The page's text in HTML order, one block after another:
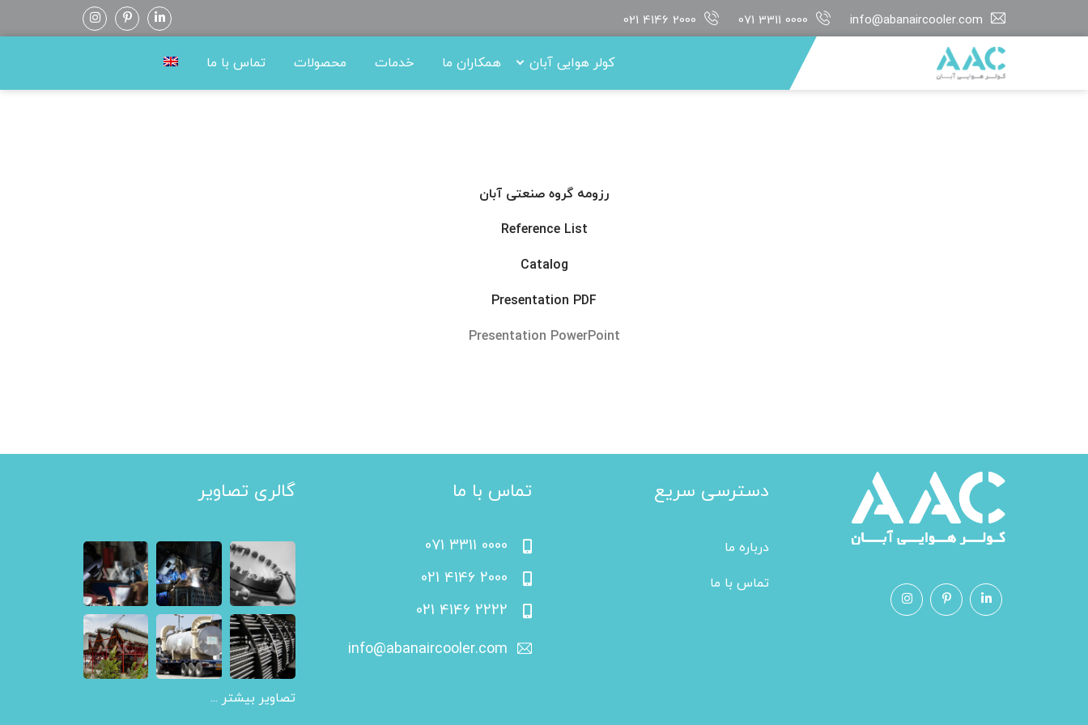
info@abanaircooler.com
071 3311 0000
021 4146 2000
کولر هوایی آبان همکاران ما خدمات محصولات تماس با ما
رزومه گروه صنعتی آبان
Reference List
Catalog
Presentation PDF
Presentation PowerPoint
دسترسی سریع
درباره ما
تماس با ما
تماس با ما
071 3311 0000
021 4146 2000
021 4146 2222
info@abanaircooler.com
گالری تصاویر
تصاویر بیشتر ...